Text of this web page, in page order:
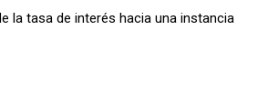
la tasa de interés hacia una instancia